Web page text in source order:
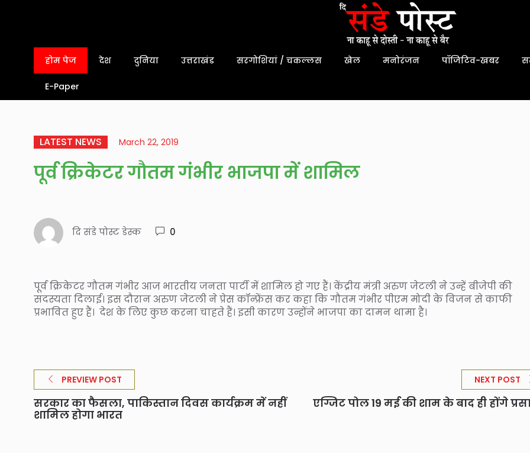
होम पेज देश दुनिया उत्तराखंड सरगोशियां / चकल्लस खेल मनोरंजन पॉजिटिव-खबर
E-Paper
LATEST NEWS March 22, 2019
पूर्व क्रिकेटर गौतम गंभीर भाजपा में शामिल
दि संडे पोस्ट डेस्क 0
पूर्व क्रिकेटर गौतम गंभीर आज भारतीय जनता पार्टी में शामिल हो गए हैं। केंद्रीय मंत्री अरुण जेटली ने उन्हें बीजेपी की
सदस्यता दिलाई। इस दौरान अरुण जेटली ने प्रेस कॉन्फ्रेंस कर कहा कि गौतम गंभीर पीएम मोदी के विजन से काफी
प्रभावित हुए हैं। देश के लिए कुछ करना चाहते हैं। इसी कारण उन्होंने भाजपा का दामन थामा है।
PREVIEW POST
सरकार का फैसला, पाकिस्तान दिवस कार्यक्रम में नहीं
शामिल होगा भारत
NEXT POST
एग्जिट पोल 19 मई की शाम के बाद ही होंगे